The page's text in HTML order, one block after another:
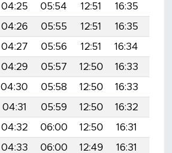
04:25 05:54 12:51 16:35
04:26 05:55 12:51 16:35
04:27 05:56 12:51 16:34
04:29 05:57 12:50 16:33
04:30 05:58 12:50 16:33
04:31 05:59 12:50 16:32
04:32 06:00 12:50 16:31
04:33 06:00 12:49 16:31